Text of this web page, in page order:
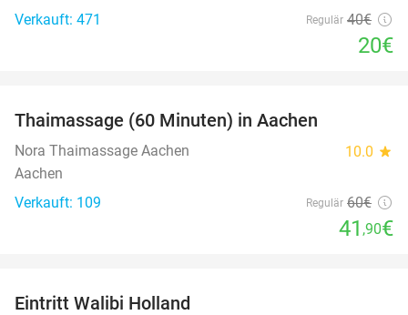
Verkauft: 471
Regulär 40€
20€
Thaimassage (60 Minuten) in Aachen
Nora Thaimassage Aachen 10.0 star
Aachen
Verkauft: 109
Regulär 60€
41 ,90€
Eintritt Walibi Holland